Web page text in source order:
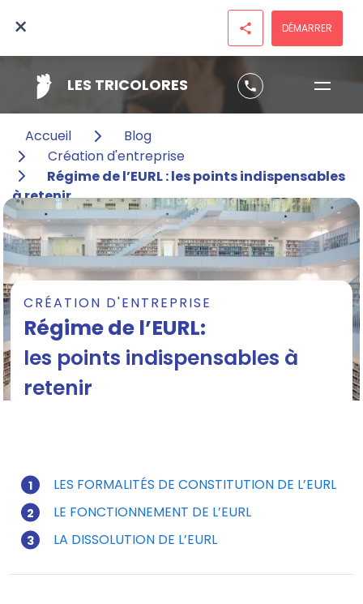
LES TRICOLORES phone
× share DÉMARRER
Accueil
Blog
Création d'entreprise
Régime de l’EURL : les points indispensables
à retenir
CRÉATION D'ENTREPRISE
Régime de l’EURL:
les points indispensables à
retenir
Mis à jour le 23/07/2024
LES FORMALITÉS DE CONSTITUTION DE L’EURL
LE FONCTIONNEMENT DE L’EURL
LA DISSOLUTION DE L’EURL